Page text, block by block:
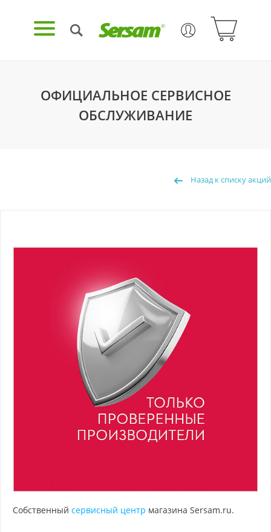
ОФИЦИАЛЬНОЕ СЕРВИСНОЕ
ОБСЛУЖИВАНИЕ
Назад к списку акций
Собственный сервисный центр магазина Sersam.ru.